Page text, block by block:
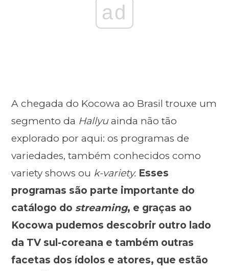
ad
A chegada do Kocowa ao Brasil trouxe um
segmento da Hallyuainda não tão
explorado por aqui: os programas de
variedades, também conhecidos como
variety shows ou k-variety. Esses
programas são parte importante do
catálogo do streaming, e graças ao
Kocowa pudemos descobrir outro lado
da TV sul-coreana e também outras
facetas dos ídolos e atores, que estão